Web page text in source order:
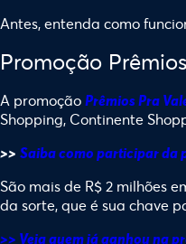
Antes, entenda como
Promoção
A promoção Prêmios Pra
Shopping, Continente
>> Saiba como participar da
São mais de R$ 2 milhões
da sorte, que é sua chave
>> Veja quem já ganhou na